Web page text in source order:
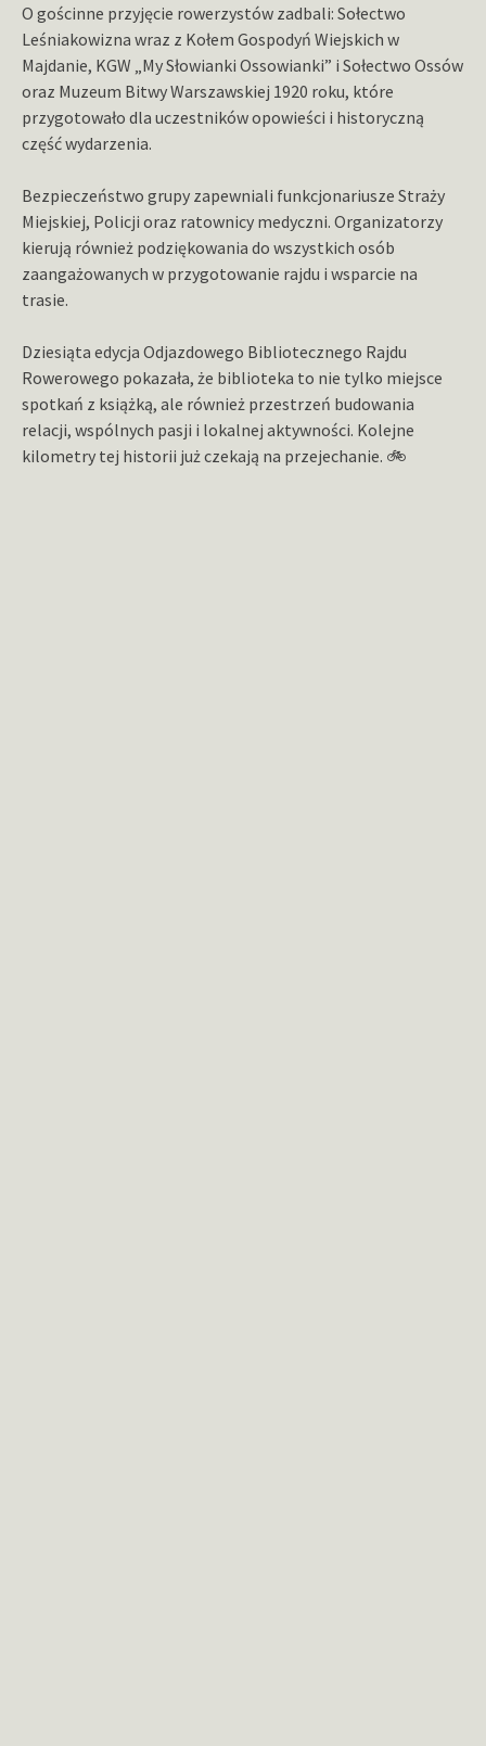
O gościnne przyjęcie rowerzystów zadbali: Sołectwo
Leśniakowizna wraz z Kołem Gospodyń Wiejskich w
Majdanie, KGW „My Słowianki Ossowianki” i Sołectwo Ossów
oraz Muzeum Bitwy Warszawskiej 1920 roku, które
przygotowało dla uczestników opowieści i historyczną
część wydarzenia.
Bezpieczeństwo grupy zapewniali funkcjonariusze Straży
Miejskiej, Policji oraz ratownicy medyczni. Organizatorzy
kierują również podziękowania do wszystkich osób
zaangażowanych w przygotowanie rajdu i wsparcie na
trasie.
Dziesiąta edycja Odjazdowego Bibliotecznego Rajdu
Rowerowego pokazała, że biblioteka to nie tylko miejsce
spotkań z książką, ale również przestrzeń budowania
relacji, wspólnych pasji i lokalnej aktywności. Kolejne
kilometry tej historii już czekają na przejechanie. 🚲